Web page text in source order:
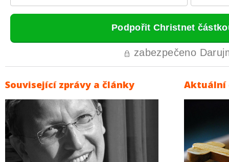
Související zprávy a články Aktuální